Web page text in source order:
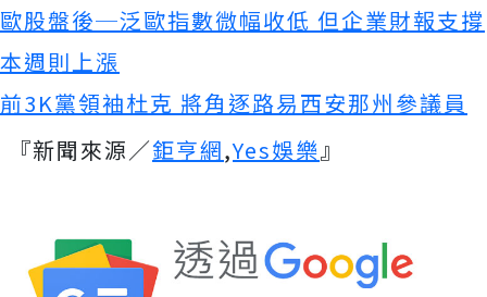
歐股盤後─泛歐指數微幅收低 但企業財報支撐
本週則上漲
前3K黨領袖杜克 將角逐路易西安那州參議員
『新聞來源／鉅亨網,Yes娛樂』